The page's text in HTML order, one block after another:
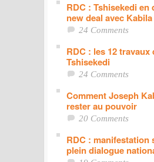
RDC : Tshisekedi en
new deal avec Kabila
24 Comments
RDC : les 12 travaux
Tshisekedi
24 Comments
Comment Joseph
rester au pouvoir
20 Comments
RDC : manifestation
plein dialogue